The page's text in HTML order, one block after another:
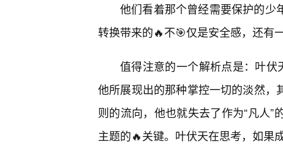
他们看着那个曾经需要保护的少
转换带来的🔥不🎯仅是安全感，还有
值得注意的一个解析点是：叶伏
他所展现出的那种掌控一切的淡然，
则的流向，他也就失去了作为“凡人
主题的🔥关键。叶伏天在思考，如果